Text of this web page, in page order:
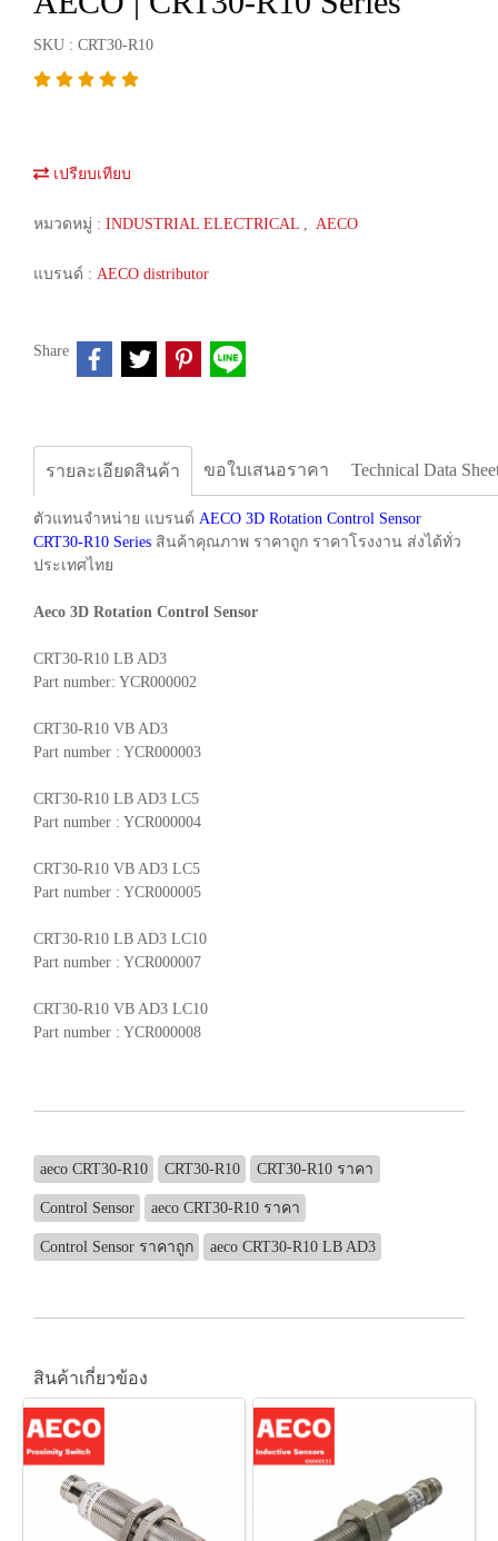
SKU : CRT30-R10
เปรียบเทียบ
หมวดหมู่ : INDUSTRIAL ELECTRICAL , AECO
แบรนด์ : AECO distributor
Share
รายละเอียดสินค้า ขอใบเสนอราคา Technical Data
ตัวแทนจำหน่าย แบรนด์ AECO 3D Rotation Control Sensor
CRT30-R10 Series สินค้าคุณภาพ ราคาถูก ราคาโรงงาน ส่งได้ทั่ว
ประเทศไทย
Aeco 3D Rotation Control Sensor
CRT30-R10 LB AD3
Part number: YCR000002
CRT30-R10 VB AD3
Part number : YCR000003
CRT30-R10 LB AD3 LC5
Part number : YCR000004
CRT30-R10 VB AD3 LC5
Part number : YCR000005
CRT30-R10 LB AD3 LC10
Part number : YCR000007
CRT30-R10 VB AD3 LC10
Part number : YCR000008
aeco CRT30-R10 CRT30-R10 CRT30-R10 ราคา
Control Sensor aeco CRT30-R10 ราคา
Control Sensor ราคาถูก aeco CRT30-R10 LB AD3
สินค้าเกี่ยวข้อง